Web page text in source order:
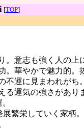
[TOP]
意志も強く人の上
。華やかで魅力的。
運に見まわれがち
運気の強さがあり
繁栄していく家柄。